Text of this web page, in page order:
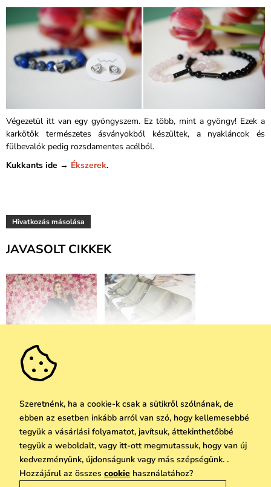
Végezetül itt van egy gyöngyszem. Ez több, mint a gyöngy! Ezek a
karkötők természetes ásványokból készültek, a nyakláncok és
fülbevalók pedig rozsdamentes acélból.
Kukkants ide → Ékszerek.
Hivatkozás másolása
JAVASOLT CIKKEK
VUCH bőröndök:
Csomagolj új színekbe
Szeretnénk, ha a cookie-k csak a sütikről szólnának, de
ebben az esetben inkább arról van szó, hogy kellemesebbé
tegyük a vásárlási folyamatot, javítsuk, áttekinthetőbbé
tegyük a weboldalt, vagy itt-ott megmutassuk, hogy van új
kedvezményünk, újdonságunk vagy más szépségünk. .
Hozzájárul az összes cookie használatához?